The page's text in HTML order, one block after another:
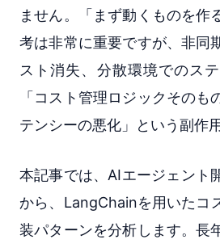
ません。「まず動くものを作
考は非常に重要ですが、非同
スト消失、分散環境でのス
「コスト管理ロジックそのも
テンシーの悪化」という副作
本記事では、AIエージェント
から、LangChainを用いたコ
装パターンを分析します。長